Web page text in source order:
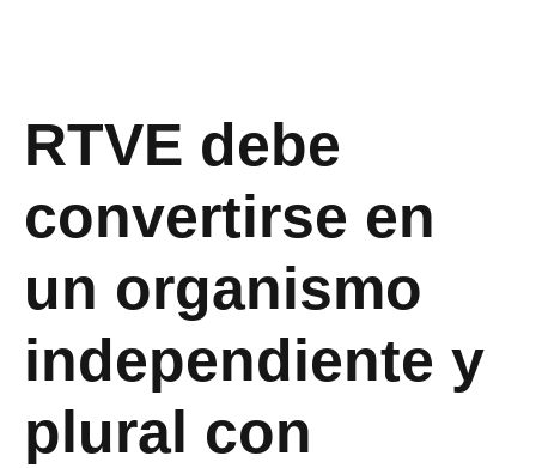
RTVE debe
convertirse en
un organismo
independiente y
plural con